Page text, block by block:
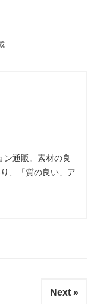
ン通販。素材の良
、「質の良い」ア
Next »